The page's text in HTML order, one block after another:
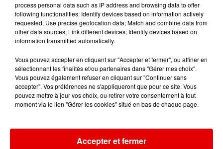
L'ACTU DES ARDENNES
process personal data such as IP address and browsing data to offer
following functionalities: Identify devices based on information actively
requested; Use precise geolocation data; Match and combine data from
other data sources; Link different devices; Identify devices based on
information transmitted automatically.
Vous pouvez accepter en cliquant sur "Accepter et fermer", ou affiner en
sélectionnant les finalités et/ou partenaires dans "Gérer mes choix".
Vous pouvez également refuser en cliquant sur "Continuer sans
accepter". Vos préférences ne s'appliqueront que pour ce site. Vous
pouvez mettre à jour vos choix, ou retirer votre consentement à tout
moment via le lien "Gérer les cookies" situé en bas de chaque page.
Accepter et fermer